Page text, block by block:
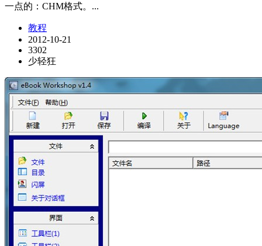
一点的：CHM格式。...
教程
2012-10-21
3302
少轻狂